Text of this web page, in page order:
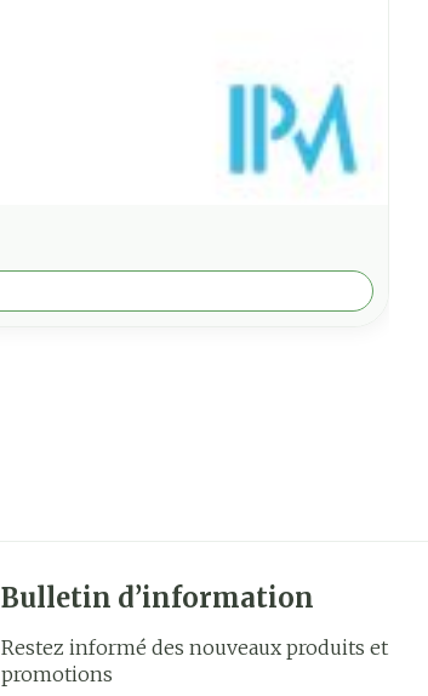
Bulletin d’information
Restez informé des nouveaux produits et
promotions